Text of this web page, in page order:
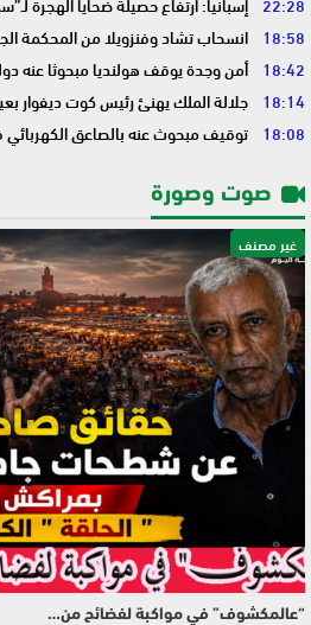
18:58 انسحاب تشاد وفنزويلا من المحكمة
18:42 أمن وجدة يوقف هولنديا مبحوثا عنه
18:14 جلالة الملك يهنئ رئيس كوت ديفوار
18:08 توقيف مبحوث عنه بالصاعق
صوت وصورة
غير مصنف
“عالمكشوف” في مواكبة لفضائح من…